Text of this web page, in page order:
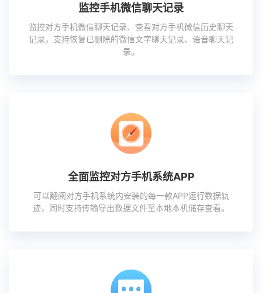
监控手机微信聊天记录
监控对方手机微信聊天记录、查看对方手机微信历史聊天
记录，支持恢复已删除的微信文字聊天记录、语音聊天记
录。
全面监控对方手机系统APP
可以翻阅对方手机系统内安装的每一款APP运行数据轨
迹，同时支持传输导出数据文件至本地本机储存查看。